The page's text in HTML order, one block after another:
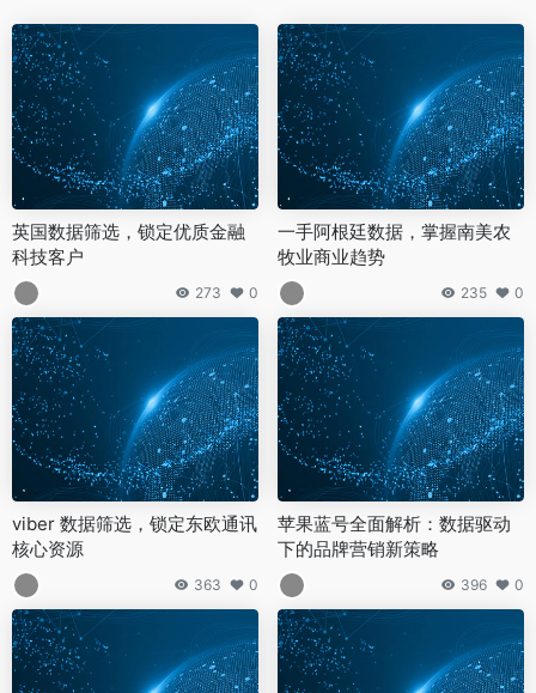
英国数据筛选，锁定优质金融
科技客户
273 0
一手阿根廷数据，掌握南美农
牧业商业趋势
235 0
viber 数据筛选，锁定东欧通讯
核心资源
363 0
苹果蓝号全面解析：数据驱动
下的品牌营销新策略
396 0